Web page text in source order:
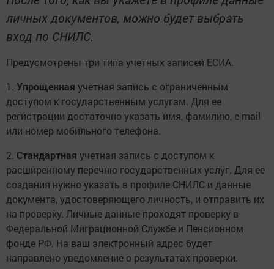
личных документов, можно будет выбрать
вход по СНИЛС.
Предусмотрены три типа учетных записей ЕСИА.
1. Упрощенная учетная запись с ограниченным
доступом к государственным услугам. Для ее
регистрации достаточно указать имя, фамилию, e-mail
или номер мобильного телефона.
2. Стандартная учетная запись с доступом к
расширенному перечню государственных услуг. Для ее
создания нужно указать в профиле СНИЛС и данные
документа, удостоверяющего личность, и отправить их
на проверку. Личные данные проходят проверку в
Федеральной Миграционной Службе и Пенсионном
фонде РФ. На ваш электронный адрес будет
направлено уведомление о результатах проверки.